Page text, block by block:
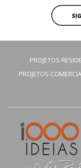
PROJETOS
PROJETOS